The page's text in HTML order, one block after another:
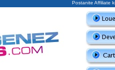
Postanite Affiliate